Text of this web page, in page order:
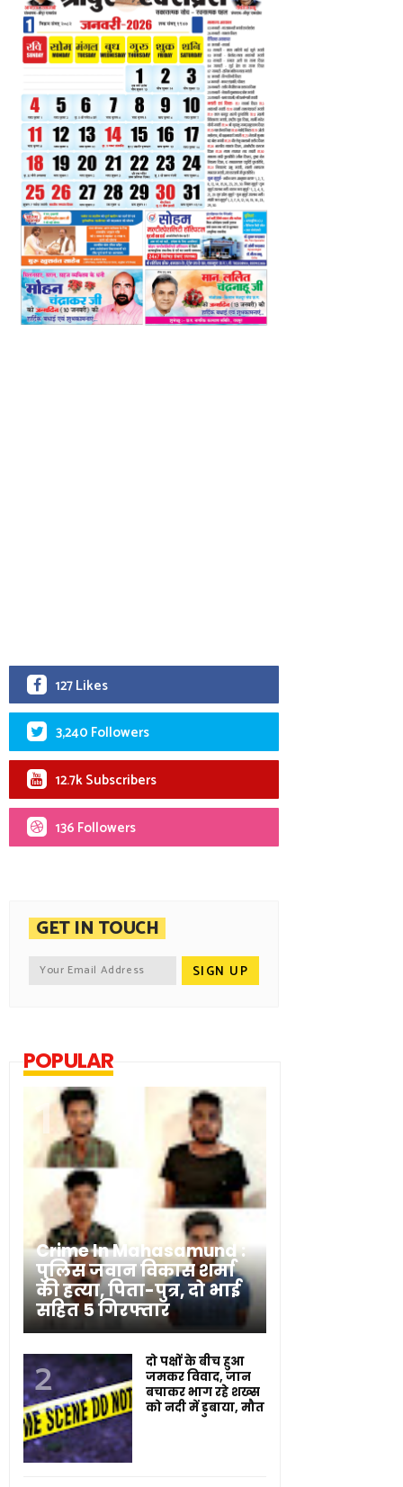
127 Likes
3,240 Followers
12.7k Subscribers
136 Followers
GET IN TOUCH
POPULAR
Crime In Mahasamund :
पुलिस जवान विकास शर्मा
की हत्या, पिता-पुत्र, दो भाई
सहित 5 गिरफ्तार
दो पक्षों के बीच हुआ
जमकर विवाद, जान
बचाकर भाग रहे शख्स
को नदी में डुबाया, मौत